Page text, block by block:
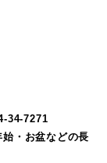
34-7271
・お盆などの長